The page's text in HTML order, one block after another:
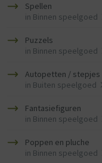
Spellen
in Binnen speelgoed
Puzzels
in Binnen speelgoed
Autopetten / stepjes
in Buiten speelgoed
Fantasiefiguren
in Binnen speelgoed
Poppen en pluche
in Binnen speelgoed